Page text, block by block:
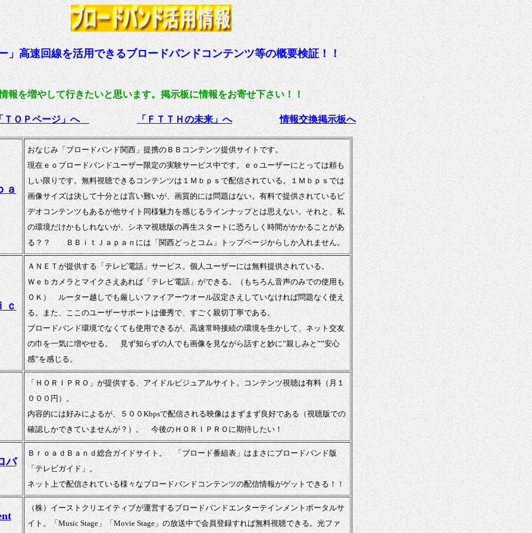
」高速回線を活用できるブロードバンドコンテンツ等の概要検証！！
報を増やして行きたいと思います。掲示板に情報をお寄せ下さい！！
ＴＯＰページ」へ 「ＦＴＴＨの未来」へ 情報交換掲示板へ
ａ
おなじみ「ブロードバンド関西」提携のＢＢコンテンツ提供サイトです。
現在ｅｏブロードバンドユーザー限定の実験サービス中です。ｅｏユーザーにとっては頼も
しい限りです。無料視聴できるコンテンツは１Ｍｂｐｓで配信されている。１Ｍｂｐｓでは
画像サイズは決して十分とは言い難いが、画質的には問題はない。有料で提供されているビ
デオコンテンツもあるが他サイト同様魅力を感じるラインナップとは思えない。それと、私
の環境だけかもしれないが、シネマ視聴版の再生スタートに恐ろしく時間がかかることがあ
る？？ ＢＢｉｔＪａｐａｎには「関西どっとコム」トップページからしか入れません。
ｃ
ＡＮＥＴが提供する「テレビ電話」サービス。個人ユーザーには無料提供されている。
Ｗｅｂカメラとマイクさえあれば「テレビ電話」ができる。（もちろん音声のみでの使用も
ＯＫ） ルーター越しでも厳しいファイアーウオール設定さえしていなければ問題なく使え
る。また、ここのユーザーサポートは優秀で、すごく親切丁寧である。
ブロードバンド環境でなくても使用できるが、高速常時接続の環境を生かして、ネット交友
の巾を一気に増やせる。 見ず知らずの人でも画像を見ながら話すと妙に”親しみと””安心
感”を感じる。
「ＨＯＲＩＰＲＯ」が提供する、アイドルビジュアルサイト。コンテンツ視聴は有料（月１
０００円）。
内容的には好みによるが、５００Kbpsで配信される映像はまずまず良好である（視聴版での
確認しかできていませんが？）。 今後のＨＯＲＩＰＲＯに期待したい！
バ
ＢｒｏａｄＢａｎｄ総合ガイドサイト。 「ブロード番組表」はまさにブロードバンド版
「テレビガイド」。
ネット上で配信されている様々なブロードバンドコンテンツの配信情報がゲットできる！！
（株）イーストクリエイティブが運営するブロードバンドエンターテインメントポータルサ
イト。「Music Stage」「Movie Stage」の放送中で会員登録すれば無料視聴できる。光ファ